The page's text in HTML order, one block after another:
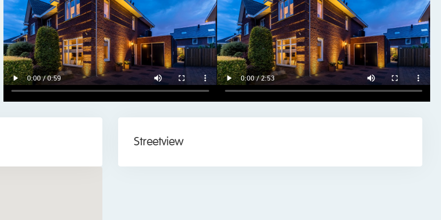
in een gewilde en kindvriendelijke wijk. Met scholen (basis- en
is dit een ideale plek voor een (jong) gezin. Voor je dagelijkse
Daarnaast woon je op korte afstand van sportclubs, parken,
Assendelft zijn lopend bereikbaar. Met de trein reis je snel naar
Dakraam, Glasvezel
kabel, Domtica,
Zonnepanelen
Streetview